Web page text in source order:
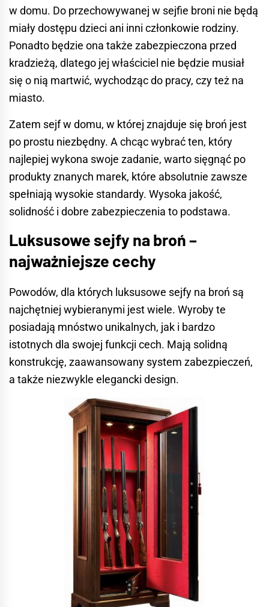
w domu. Do przechowywanej w sejfie broni nie będą
miały dostępu dzieci ani inni członkowie rodziny.
Ponadto będzie ona także zabezpieczona przed
kradzieżą, dlatego jej właściciel nie będzie musiał
się o nią martwić, wychodząc do pracy, czy też na
miasto.
Zatem sejfw domu, w której znajduje się broń jest
po prostu niezbędny. A chcąc wybrać ten, który
najlepiej wykona swoje zadanie, warto sięgnąć po
produkty znanych marek, które absolutnie zawsze
spełniają wysokie standardy. Wysoka jakość,
solidność i dobre zabezpieczenia to podstawa.
Luksusowe sejfy na broń –
najważniejsze cechy
Powodów, dla których luksusowe sejfy na broń są
najchętniej wybieranymi jest wiele. Wyroby te
posiadają mnóstwo unikalnych, jak i bardzo
istotnych dla swojej funkcji cech. Mają solidną
konstrukcję, zaawansowany system zabezpieczeń,
a także niezwykle elegancki design.